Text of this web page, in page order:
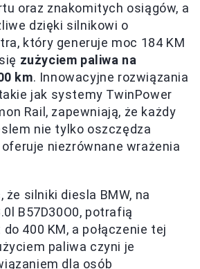
oraz znakomitych osiągów, a
dzięki silnikowi o
który generuje moc 184 KM
zużyciem paliwa na
km. Innowacyjne rozwiązania
jak systemy TwinPower
Rail, zapewniają, że każdy
nie tylko oszczędza
niezrównane wrażenia
silniki diesla BMW, na
B57D30O0, potrafią
400 KM, a połączenie tej
paliwa czyni je
dla osób